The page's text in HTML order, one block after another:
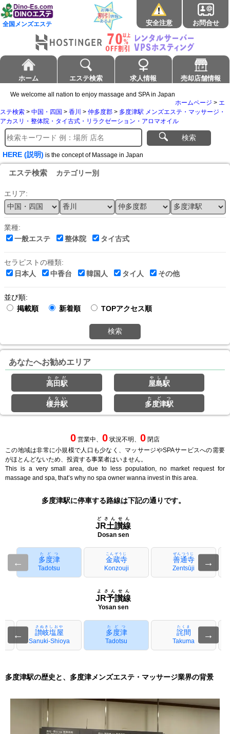
全国メンズエステ 安全注意 お問合せ
ホーム エステ検索 求人情報 売却店舗情報
We welcome all nation to enjoy massage and SPA in Japan
ホームページ > エ
ステ検索 > 中国・四国 > 香川 > 仲多度郡 > 多度津駅 メンズエステ・マッサージ・
アカスリ・整体院・タイ古式・リラクゼーション・アロマオイル
検索
HERE (説明) is the concept of Massage in Japan
エステ検索 カテゴリー別
エリア:
業種:
一般エステ
整体院 タイ古式
セラピストの種類:
日本人
中香台 韓国人 タイ人 その他
並び順:
掲載順
新着順 TOPアクセス順
検索
あなたへお勧めエリア
高田駅
たかだ
屋島駅
やしま
榎井駅
えない
多度津駅
たどつ
0 営業中、 0 状況不明、 0 閉店
この地域は非常に小規模で人口も少なく、マッサージやSPAサービスへの需要
がほとんどないため、投資する事業者はいません。
This is a very small area, due to less population, no market request for
massage and spa, that’s why no spa owner wanna invest in this area.
多度津駅に停車する路線は下記の通りです。
JR土讃線
どさんせん
Dosan sen
← 多度津
たどつ
Tadotsu
金蔵寺
こんぞうじ
Konzouji
善通寺
ぜんつうじ
Zentsūji
→
JR予讃線
よさんせん
Yosan sen
← 讃岐塩屋
さぬきしおや
Sanuki-Shioya
多度津
たどつ
Tadotsu
詫間
たくま
Takuma
→
多度津駅の歴史と、多度津メンズエステ・マッサージ業界の背景